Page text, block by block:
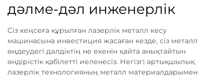
дәлме-дәл инженерлік
Сіз кеңсеға құрылған лазерлік металл кесу
машинасына инвестиция жасаған кезде, сіз металл
өңдеудегі дәлдіктің не екенін қайта анықтайтын
өндірістік қабілетті иеленесіз. Негізгі артықшылық
лазерлік технологияның металл материалдарымен